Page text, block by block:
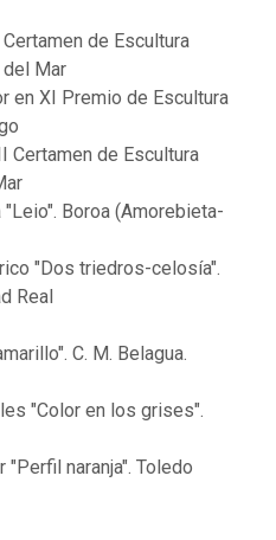
de Escultura
del Mar
en XI Premio de Escultura
Certamen de Escultura
Boroa (Amorebieta-
"Dos triedros-celosía".
Real
C. M. Belagua.
"Color en los grises".
naranja". Toledo